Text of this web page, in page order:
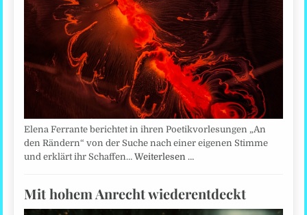
Elena Ferrante berichtet in ihren Poetikvorlesungen „An
den Rändern“ von der Suche nach einer eigenen Stimme
und erklärt ihr Schaffen…Weiterlesen …
Mit hohem Anrecht wiederentdeckt